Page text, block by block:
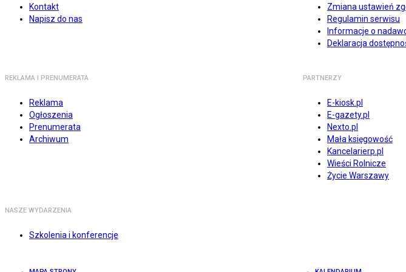
Kontakt
Napisz do nas
Zmiana ustawień
Regulamin serwisu
Informacje o
Deklaracja
REKLAMA I PRENUMERATA
Reklama
Ogłoszenia
Prenumerata
Archiwum
PARTNERZY
E-kiosk.pl
E-gazety.pl
Nexto.pl
Mała księgowość
Kancelarierp.pl
Wieści Rolnicze
Życie Warszawy
NASZE WYDARZENIA
Szkolenia i konferencje